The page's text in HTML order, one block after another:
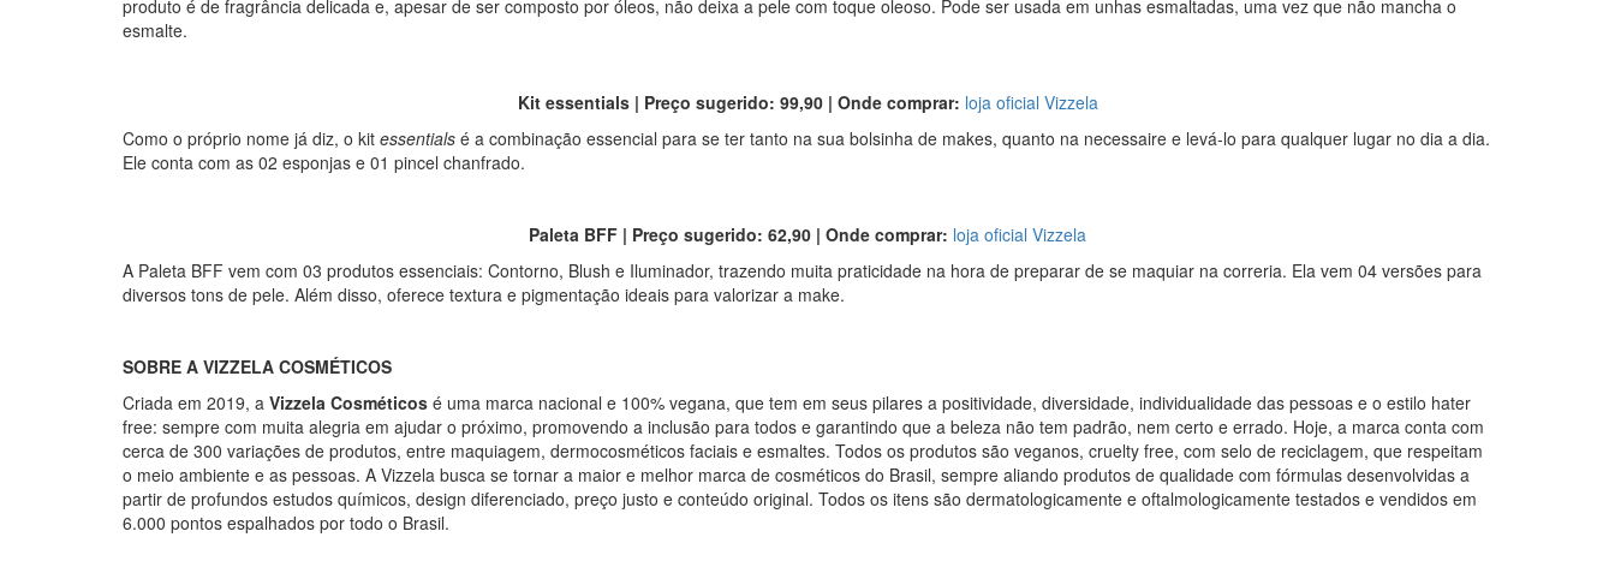
produto é de fragrância delicada e, apesar de ser composto por óleos, não deixa a pele com toque oleoso. Pode ser usada em unhas esmaltadas, uma vez que não mancha o
esmalte.
Kit essentials | Preço sugerido: 99,90 | Onde comprar: loja oficial Vizzela
Como o próprio nome já diz, o kit essentials é a combinação essencial para se ter tanto na sua bolsinha de makes, quanto na necessaire e levá-lo para qualquer lugar no dia a dia.
Ele conta com as 02 esponjas e 01 pincel chanfrado.
Paleta BFF | Preço sugerido: 62,90 | Onde comprar: loja oficial Vizzela
A Paleta BFF vem com 03 produtos essenciais: Contorno, Blush e Iluminador, trazendo muita praticidade na hora de preparar de se maquiar na correria. Ela vem 04 versões para
diversos tons de pele. Além disso, oferece textura e pigmentação ideais para valorizar a make.
SOBRE A VIZZELA COSMÉTICOS
Criada em 2019, a Vizzela Cosméticos é uma marca nacional e 100% vegana, que tem em seus pilares a positividade, diversidade, individualidade das pessoas e o estilo hater
free: sempre com muita alegria em ajudar o próximo, promovendo a inclusão para todos e garantindo que a beleza não tem padrão, nem certo e errado. Hoje, a marca conta com
cerca de 300 variações de produtos, entre maquiagem, dermocosméticos faciais e esmaltes. Todos os produtos são veganos, cruelty free, com selo de reciclagem, que respeitam
o meio ambiente e as pessoas. A Vizzela busca se tornar a maior e melhor marca de cosméticos do Brasil, sempre aliando produtos de qualidade com fórmulas desenvolvidas a
partir de profundos estudos químicos, design diferenciado, preço justo e conteúdo original. Todos os itens são dermatologicamente e oftalmologicamente testados e vendidos em
6.000 pontos espalhados por todo o Brasil.